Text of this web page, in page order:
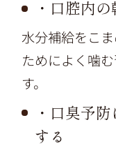
・口腔内
水分補給をこ
ためによく噛
す。
・口臭予
する